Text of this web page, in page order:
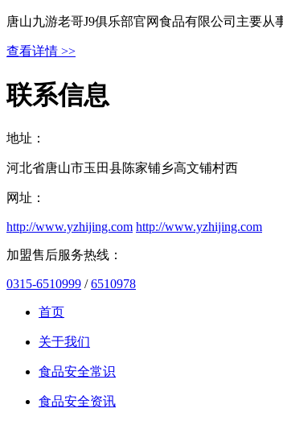
唐山九游老哥J9俱乐部官网食品有限公司主要
查看详情 >>
联系信息
地址：
河北省唐山市玉田县陈家铺乡高文铺村西
网址：
http://www.yzhijing.com http://www.yzhijing.com
加盟售后服务热线：
0315-6510999 /6510978
首页
关于我们
食品安全常识
食品安全资讯